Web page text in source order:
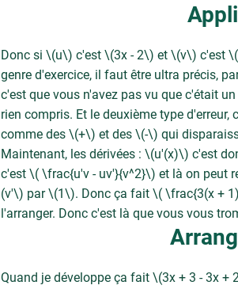
Donc si \(u\) c'est \(3x - 2\) et \(v\) c'est
genre d'exercice, il faut être ultra précis,
c'est que vous n'avez pas vu que c'était
rien compris. Et le deuxième type
comme des \(+\) et des \(-\) qui
Maintenant, les dérivées : \(u'(x)\) c'est
c'est \( \frac{u'v - uv'}{v^2}\) et là on
(v'\) par \(1\). Donc ça fait \( \frac{3(x +
l'arranger. Donc c'est là que vous vous
Quand je développe ça fait \(3x + 3 - 3x